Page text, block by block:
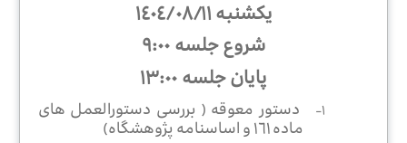
یکشنبه ١٤٠٤/٠٨/١١
شروع جلسه ٩:٠٠
پایان جلسه ١٣:٠٠
١-
دستور معوقه ( بررسی دستورالعمل های
ماده ١٦١ و اساسنامه پژوهشگاه)